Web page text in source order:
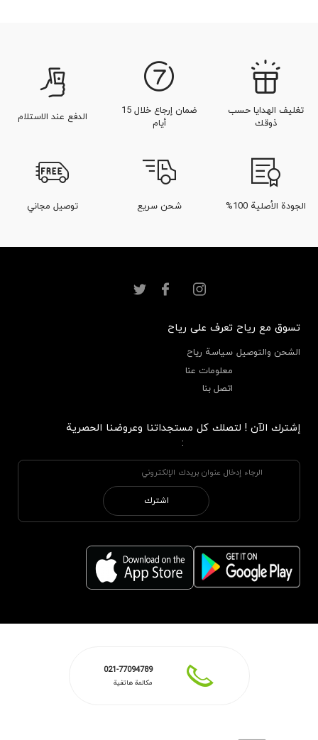
تغليف الهدايا حسب
ذوقك
ضمان إرجاع خلال 15
أيام
الدفع عند الاستلام
الجودة الأصلية 100% شحن سريع توصيل مجاني
تسوق مع رياح
الشحن والتوصيل
تعرف على رياح
سياسة رياح
معلومات عنا
اتصل بنا
إشترك الآن ! لتصلك كل مستجداتنا وعروضنا الحصرية
:
اشترك
021-77094789
مكالمة هاتفية